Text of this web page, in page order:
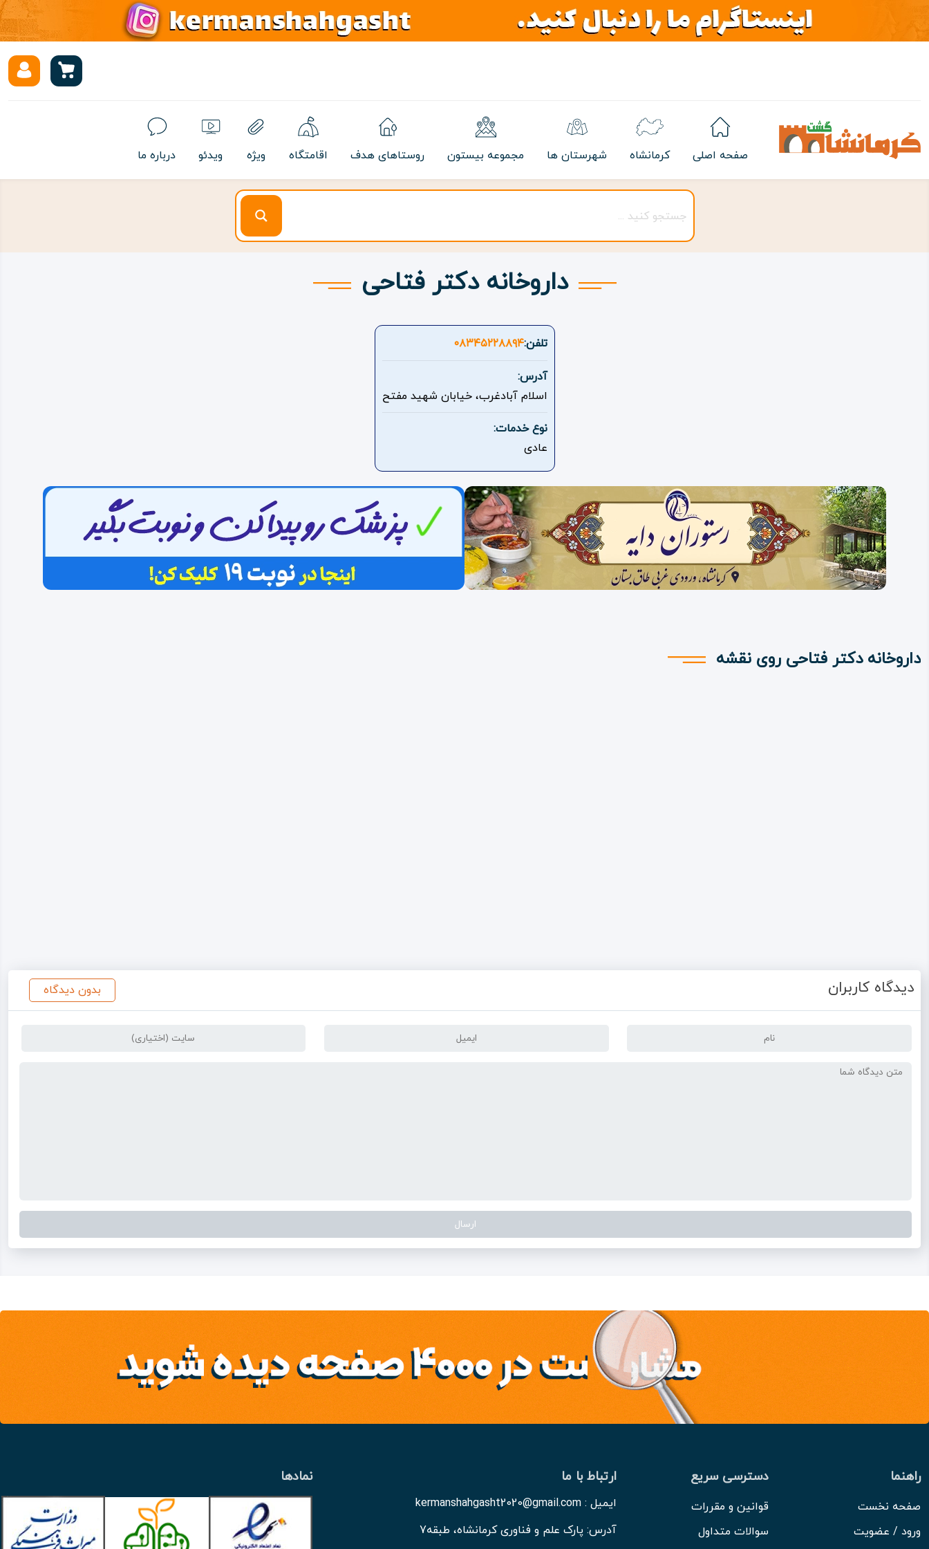
صفحه اصلی کرمانشاه شهرستان ها مجموعه بیستون روستاهای هدف اقامتگاه ویژه ویدئو درباره ما
داروخانه دکتر فتاحی
تلفن:۰۸۳۴۵۲۲۸۸۹۴
آدرس:
اسلام آبادغرب، خیابان شهید مفتح
نوع خدمات:
عادی
داروخانه دکتر فتاحی روی نقشه
دیدگاه کاربران بدون دیدگاه
راهنما
صفحه نخست
ورود / عضویت
دسترسی سریع
قوانین و مقررات
سوالات متداول
ارتباط با ما
ایمیل : kermanshahgasht2020@gmail.com
آدرس: پارک علم و فناوری کرمانشاه، طبقه7
نمادها